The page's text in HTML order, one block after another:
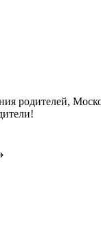
родителей,